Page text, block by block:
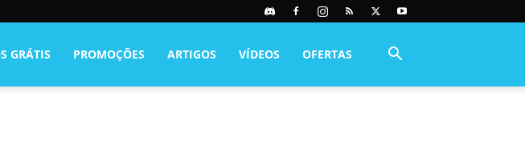
GRÁTIS PROMOÇÕES ARTIGOS VÍDEOS OFERTAS